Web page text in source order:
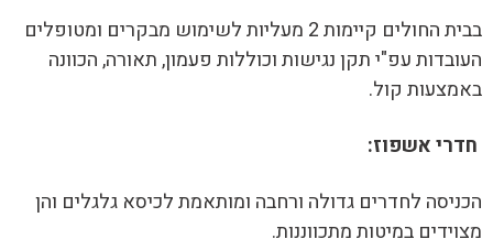
בבית החולים קיימות 2 מעליות לשימוש מבקרים ומטופלים
העובדות עפ"י תקן נגישות וכוללות פעמון, תאורה, הכוונה
באמצעות קול.
חדרי אשפוז:
הכניסה לחדרים גדולה ורחבה ומותאמת לכיסא גלגלים והן
מצוידים במיטות מתכווננות.